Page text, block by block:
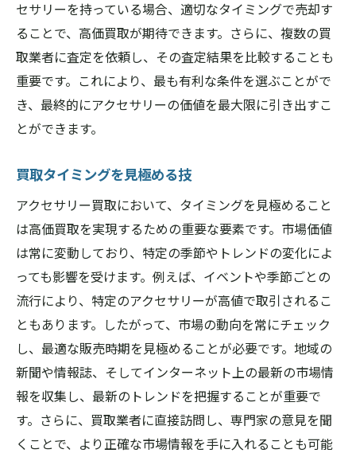
セサリーを持っている場合、適切なタイミングで売却す
ることで、高価買取が期待できます。さらに、複数の買
取業者に査定を依頼し、その査定結果を比較することも
重要です。これにより、最も有利な条件を選ぶことがで
き、最終的にアクセサリーの価値を最大限に引き出すこ
とができます。
買取タイミングを見極める技
アクセサリー買取において、タイミングを見極めること
は高価買取を実現するための重要な要素です。市場価値
は常に変動しており、特定の季節やトレンドの変化によ
っても影響を受けます。例えば、イベントや季節ごとの
流行により、特定のアクセサリーが高値で取引されるこ
ともあります。したがって、市場の動向を常にチェック
し、最適な販売時期を見極めることが必要です。地域の
新聞や情報誌、そしてインターネット上の最新の市場情
報を収集し、最新のトレンドを把握することが重要で
す。さらに、買取業者に直接訪問し、専門家の意見を聞
くことで、より正確な市場情報を手に入れることも可能